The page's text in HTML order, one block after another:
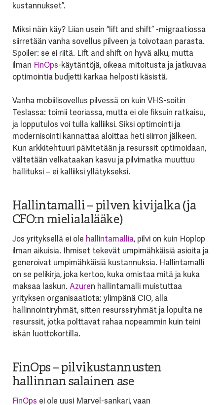
kustannukset”.
Miksi näin käy? Liian usein “lift and shift” -migraatiossa
siirretään vanha sovellus pilveen ja toivotaan parasta.
Spoiler: se ei riitä. Lift and shift on hyvä alku, mutta
ilman FinOps-käytäntöjä, oikeaa mitoitusta ja jatkuvaa
optimointia budjetti karkaa helposti käsistä.
Vanha mobiilisovellus pilvessä on kuin VHS-soitin
Teslassa: toimii teoriassa, mutta ei ole fiksuin ratkaisu,
ja lopputulos voi tulla kalliiksi. Siksi optimointi ja
modernisointi kannattaa aloittaa heti siirron jälkeen.
Kun arkkitehtuuri päivitetään ja resurssit optimoidaan,
vältetään velkataakan kasvu ja pilvimatka muuttuu
hallituksi – ei kalliiksi yllätykseksi.
Hallintamalli – pilven kivijalka (ja
CFO:n mielialalääke)
Jos yrityksellä ei ole hallintamallia, pilvi on kuin Hoplop
ilman aikuisia. Ihmiset tekevät umpimähkäisiä asioita ja
generoivat umpimähkäisiä kustannuksia. Hallintamalli
on se pelikirja, joka kertoo, kuka omistaa mitä ja kuka
maksaa laskun. Azuren hallintamalli muistuttaa
yrityksen organisaatiota: ylimpänä CIO, alla
hallinnointiryhmät, sitten resurssiryhmät ja lopulta ne
resurssit, jotka polttavat rahaa nopeammin kuin teini
iskän luottokortilla.
FinOps – pilvikustannusten
hallinnan salainen ase
FinOps ei ole uusi Marvel-sankari, vaan